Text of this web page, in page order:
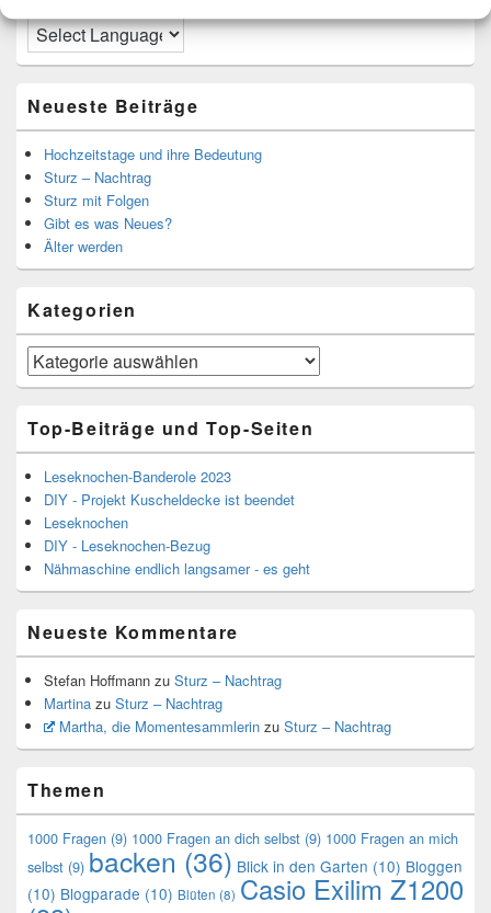
Neueste Beiträge
Hochzeitstage und ihre Bedeutung
Sturz – Nachtrag
Sturz mit Folgen
Gibt es was Neues?
Älter werden
Kategorien
Kategorien
Top-Beiträge und Top-Seiten
Leseknochen-Banderole 2023
DIY - Projekt Kuscheldecke ist beendet
Leseknochen
DIY - Leseknochen-Bezug
Nähmaschine endlich langsamer - es geht
Neueste Kommentare
Stefan Hoffmann zu Sturz – Nachtrag
Martina zu Sturz – Nachtrag
Martha, die Momentesammlerinzu Sturz – Nachtrag
Themen
1000 Fragen (9) 1000 Fragen an dich selbst (9) 1000 Fragen an mich
selbst (9) backen (36) Blick in den Garten (10) Bloggen
(10) Blogparade (10) Blüten (8) Casio Exilim Z1200